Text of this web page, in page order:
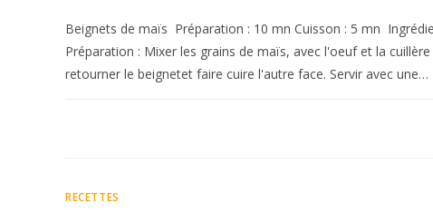
Beignets de maïs Préparation : 10 mn Cuisson : 5 mn
Préparation : Mixer les grains de maïs, avec l'oeuf et la
retourner le beignetet faire cuire l'autre face. Servir avec une…
RECETTES